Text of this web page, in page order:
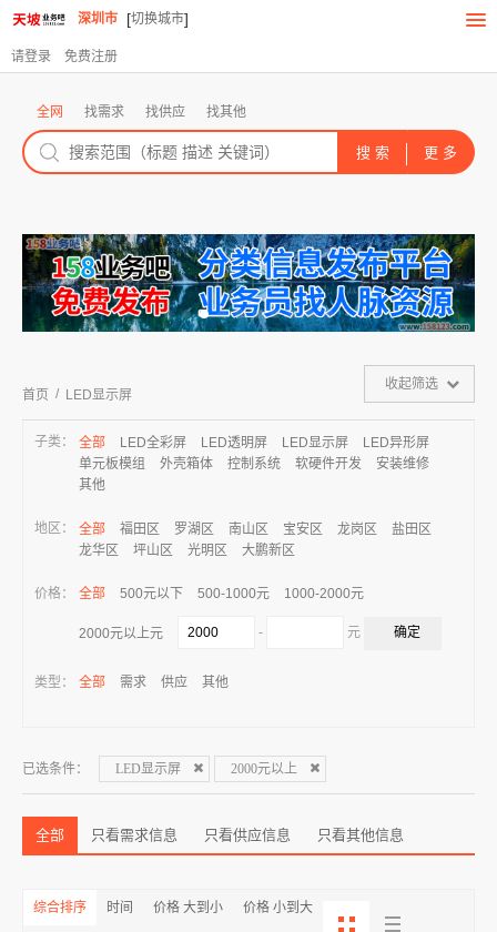
深圳市 [切换城市]
请登录 免费注册
全网 找需求 找供应 找其他
首页 / LED显示屏
收起筛选
子类： 全部 LED全彩屏 LED透明屏 LED显示屏
LED异形屏
单元板模组
外壳箱体 控制系统 软硬件开发
安装维修
其他
地区： 全部 福田区 罗湖区 南山区 宝安区 龙岗区
盐田区
龙华区
坪山区 光明区 大鹏新区
价格： 全部 500元以下 500-1000元 1000-2000元
2000元以上元 - 元
类型： 全部 需求 供应 其他
已选条件： LED显示屏 2000元以上
全部 只看需求信息 只看供应信息 只看其他信息
综合排序 时间 价格 大到小 价格 小到大